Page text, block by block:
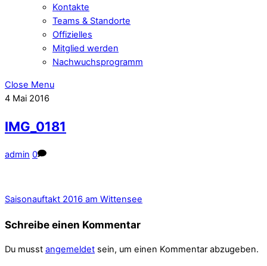
Kontakte
Teams & Standorte
Offizielles
Mitglied werden
Nachwuchsprogramm
Close Menu
4 Mai 2016
IMG_0181
admin 0
Saisonauftakt 2016 am Wittensee
Schreibe einen Kommentar
Du musst angemeldet sein, um einen Kommentar abzugeben.